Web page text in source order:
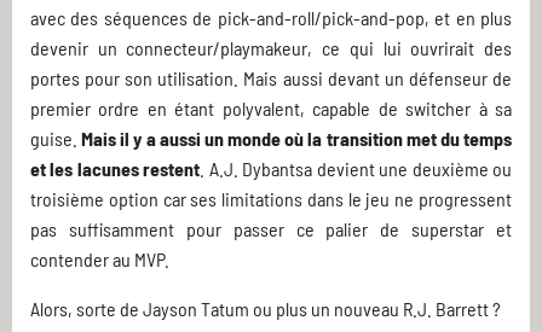
avec des séquences de pick-and-roll/pick-and-pop, et en plus
devenir un connecteur/playmakeur, ce qui lui ouvrirait des
portes pour son utilisation. Mais aussi devant un défenseur de
premier ordre en étant polyvalent, capable de switcher à sa
guise.Mais il y a aussi un monde où la transition met du temps
et les lacunes restent . A.J. Dybantsa devient une deuxième ou
troisième option car ses limitations dans le jeu ne progressent
pas suffisamment pour passer ce palier de superstar et
contender au MVP.
Alors, sorte de Jayson Tatum ou plus un nouveau R.J. Barrett ?